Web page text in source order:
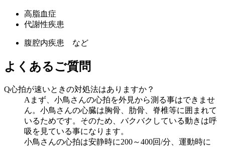
高脂血症
代謝性疾患
腹腔内疾患 など
よくあるご質問
Q心拍が速いときの対処法はありますか？
A まず、小鳥さんの心拍を外見から測る事はできませ
ん。小鳥さんの心臓は胸骨、肋骨、脊椎等に囲まれて
いるためです。そのため、バクバクしている動きは呼
吸を見ている事になります。
小鳥さんの心拍は安静時に200～400回/分、運動時に